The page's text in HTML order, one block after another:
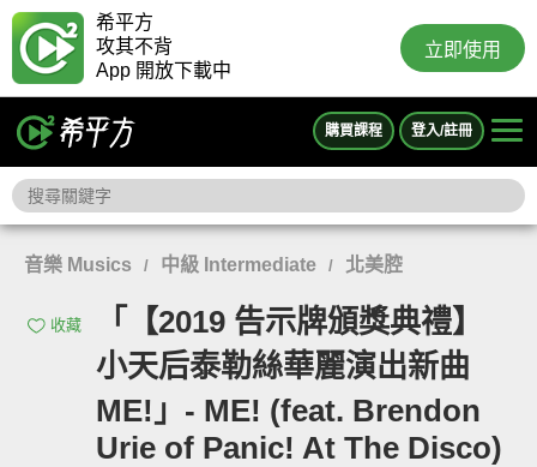
希平方
攻其不背
App 開放下載中
立即使用
購買課程 登入/註冊
音樂 Musics / 中級 Intermediate / 北美腔
收藏
「【2019 告示牌頒獎典禮】
小天后泰勒絲華麗演出新曲
ME!」- ME! (feat. Brendon
Urie of Panic! At The Disco)